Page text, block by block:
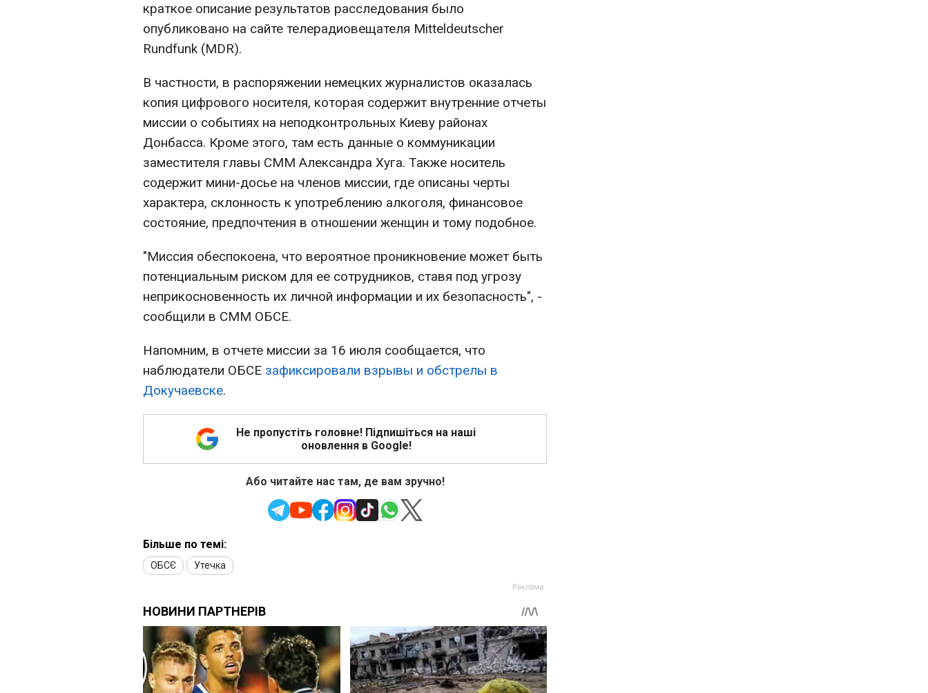
краткое описание результатов расследования было
опубликовано на сайте телерадиовещателя Mitteldeutscher
Rundfunk (MDR).
В частности, в распоряжении немецких журналистов оказалась
копия цифрового носителя, которая содержит внутренние отчеты
миссии о событиях на неподконтрольных Киеву районах
Донбасса. Кроме этого, там есть данные о коммуникации
заместителя главы СММ Александра Хуга. Также носитель
содержит мини-досье на членов миссии, где описаны черты
характера, склонность к употреблению алкоголя, финансовое
состояние, предпочтения в отношении женщин и тому подобное.
"Миссия обеспокоена, что вероятное проникновение может быть
потенциальным риском для ее сотрудников, ставя под угрозу
неприкосновенность их личной информации и их безопасность", -
сообщили в СММ ОБСЕ.
Напомним, в отчете миссии за 16 июля сообщается, что
наблюдатели ОБСЕ зафиксировали взрывы и обстрелы в
Докучаевске.
Не пропустіть головне! Підпишіться на наші
оновлення в Google!
Або читайте нас там, де вам зручно!
Більше по темі:
ОБСЄ Утечка